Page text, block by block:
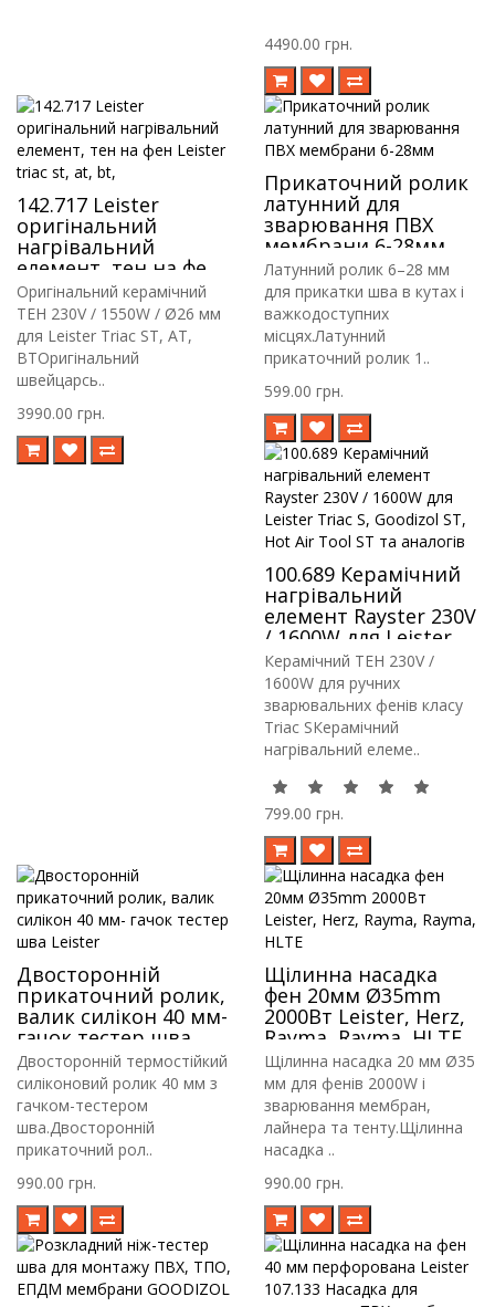
4490.00 грн.
142.717 Leister
оригінальний
нагрівальний
елемент, тен на фен
Leister triac st, at, bt,
Оригінальний керамічний
ТЕН 230V / 1550W / Ø26 мм
для Leister Triac ST, AT,
BTОригінальний
швейцарсь..
3990.00 грн.
Прикаточний ролик
латунний для
зварювання ПВХ
мембрани 6-28мм
Латунний ролик 6–28 мм
для прикатки шва в кутах і
важкодоступних
місцях.Латунний
прикаточний ролик 1..
599.00 грн.
100.689 Керамічний
нагрівальний
елемент Rayster 230V
/ 1600W для Leister
Triac S, Goodizol ST,
Hot Air Tool ST та
аналогів
Керамічний ТЕН 230V /
1600W для ручних
зварювальних фенів класу
Triac SКерамічний
нагрівальний елеме..
799.00 грн.
Двосторонній
прикаточний ролик,
валик силікон 40 мм-
гачок тестер шва
Leister
Двосторонній термостійкий
силіконовий ролик 40 мм з
гачком-тестером
шва.Двосторонній
прикаточний рол..
990.00 грн.
Щілинна насадка
фен 20мм Ø35mm
2000Вт Leister, Herz,
Rayma, Rayma, HLTE
Щілинна насадка 20 мм Ø35
мм для фенів 2000W і
зварювання мембран,
лайнера та тенту.Щілинна
насадка ..
990.00 грн.